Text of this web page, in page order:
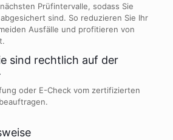
Prüfintervalle, sodass Sie
sind. So reduzieren Sie Ihr
Ausfälle und profitieren von
sind rechtlich auf der
oder E-Check vom zertifizierten